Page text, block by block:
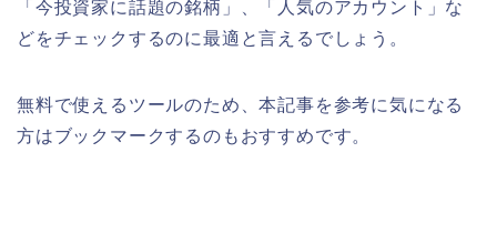
「今投資家に話題の銘柄」、「人気のアカウント」な
どをチェックするのに最適と言えるでしょう。
無料で使えるツールのため、本記事を参考に気になる
方はブックマークするのもおすすめです。